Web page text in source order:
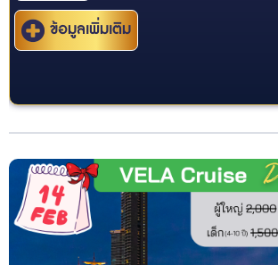
ข้อมูลเพิ่มเติม